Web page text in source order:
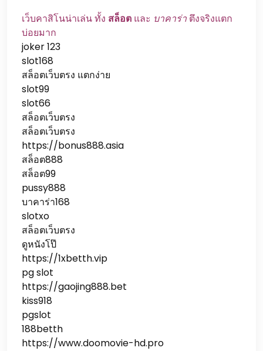
เว็บคาสิโนน่าเล่น ทั้ง สล็อต และ บาคาร่า ตึงจริงแตก
บ่อยมาก
joker 123
slot168
สล็อตเว็บตรง แตกง่าย
slot99
slot66
สล็อตเว็บตรง
สล็อตเว็บตรง
https://bonus888.asia
สล็อต888
สล็อต99
pussy888
บาคาร่า168
slotxo
สล็อตเว็บตรง
ดูหนังโป๊
https://1xbetth.vip
pg slot
https://gaojing888.bet
kiss918
pgslot
188betth
https://www.doomovie-hd.pro